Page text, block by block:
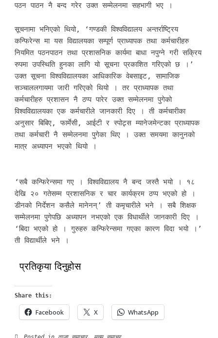
पठन पाठन नै बन्द गरेर उक्त सम्मेलनमा सहभागी भए ।
सूचनामा भनिएको थियो, ‘गण्डकी विश्वविद्यालय अन्तर्राष्ट्रिय
कन्फिरेन्स मा यस विद्यालयका सम्पूर्ण प्राध्यापक तथा कर्मचारीहरु
नियमित पठनपाठन तथा प्रशासनिक कार्यमा बाधा नपुग्ने गरी सक्रिय
रुपमा उपस्थिति हुनका लागि यो सूचना प्रकाशित गरिएको छ ।’
उक्त सूचना विश्वविद्यालयका आधिकारिक वेबसाइट, सामाजिक
सञ्चाललगायमा जारी गरिएको थियो । तर प्राध्यापक तथा
कर्मचारीहरु प्रशासन नै ठप्प पारेर उक्त सम्मेलनमा पुगेको
विश्वविद्यालयका एक कर्मचारीले जानकारी दिए । ती कर्मचारीका
अनुसार बिबिए, फार्मेसी, आईटी र स्पोट्र्स म्यानेजमेन्टका प्राध्यापक
तथा कर्मचारी नै सम्मेलनमा पुगेका थिए । उक्त समयमा कानुनको
मात्र अध्यापन भएको थियो ।
‘सबै कन्फिरेन्समा गए । विश्वविद्यालय नै बन्द जस्तै भयो । १८
देखि २० गतेसम्म प्रशासनिक र चार कार्यक्रम ठप्प भएको हो ।
डीनको निर्देशन कसैले मानेनन्’ ती कमृचारीले भने । सबै शिक्षक
सम्मेलनमा पुगेपछि अध्यापन नभएको एक विधार्थीले जानकारी दिए ।
‘बिदा भएको हो । गुरुहरु कन्फिरेन्समा गएका कारण विदा भयो ।’
ती विद्यार्थीले भने ।
प्रतिकृया दिनुहोस
Share this:
Facebook X WhatsApp